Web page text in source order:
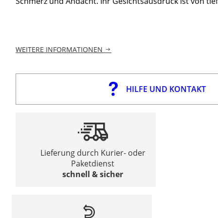
WEITERE INFORMATIONEN
HILFE UND KONTAKT
Lieferung durch Kurier- oder
Paketdienst
schnell & sicher